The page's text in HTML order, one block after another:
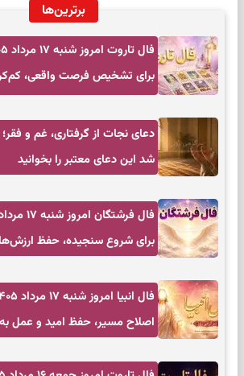
برترین‌ها
برای تشخیص فرصت واقعی،
دعای نجات از گرفتاری، غم و
شد این دعای معتبر را بخوانید
برای شروع سنجیده، حفظ
اصلاح مسیر، حفظ امید و عمل